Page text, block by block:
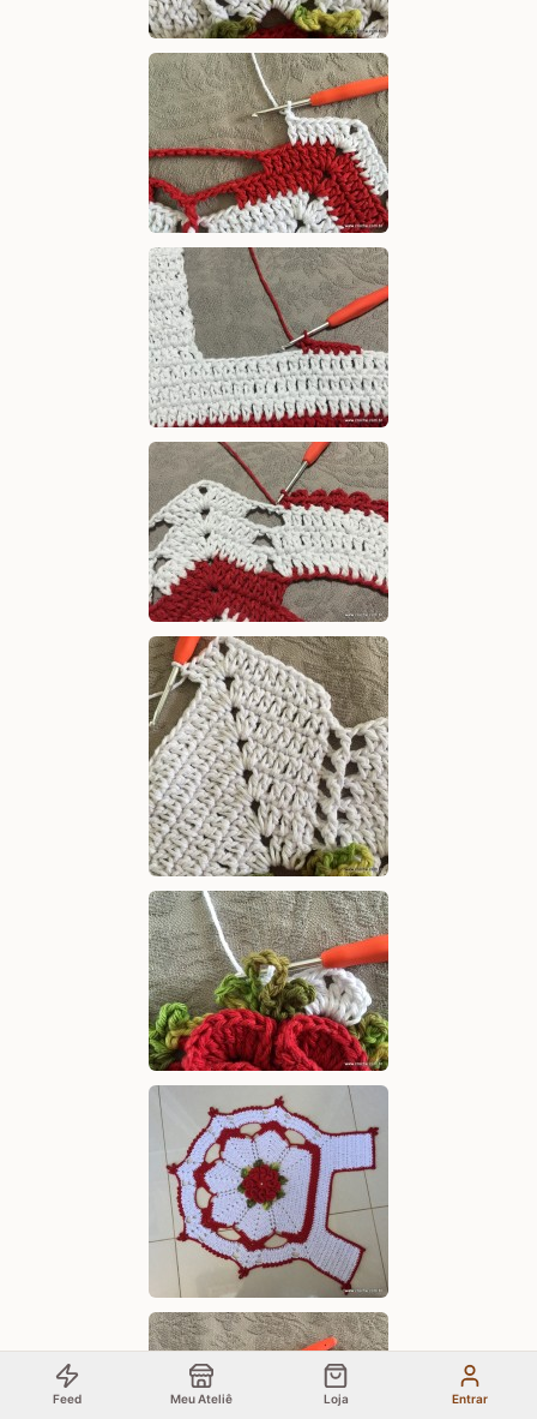
Feed Meu Ateliê Loja Entrar